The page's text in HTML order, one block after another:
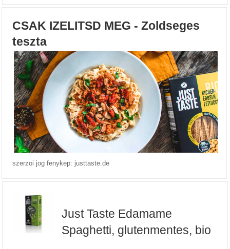
CSAK IZELITSD MEG - Zoldseges
teszta
szerzoi jog fenykep: justtaste.de
Just Taste Edamame
Spaghetti, glutenmentes, bio